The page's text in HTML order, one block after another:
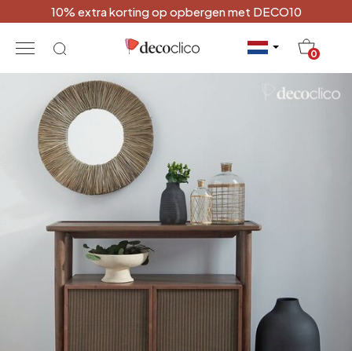
10% extra korting op opbergen met DECO10
0